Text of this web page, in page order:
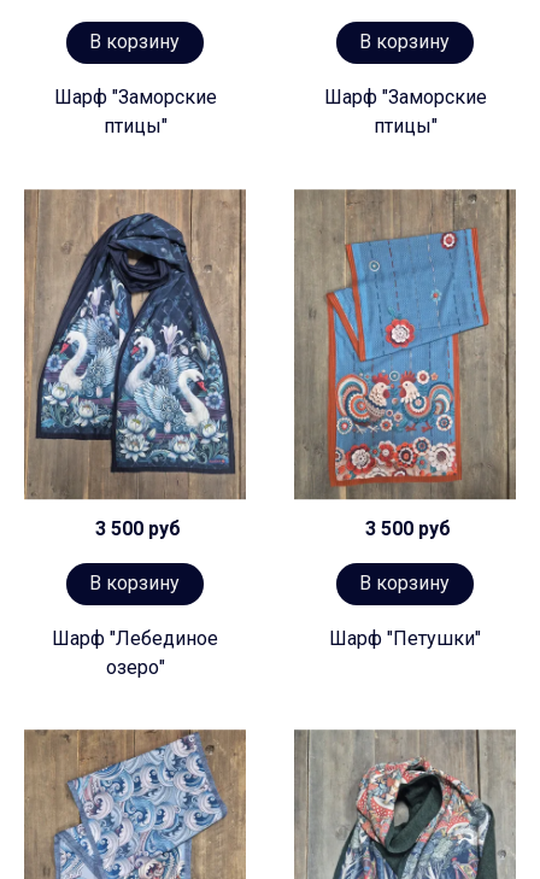
В корзину
Шарф "Заморские
птицы"
В корзину
Шарф "Заморские
птицы"
3 500 руб
В корзину
Шарф "Лебединое
озеро"
3 500 руб
В корзину
Шарф "Петушки"